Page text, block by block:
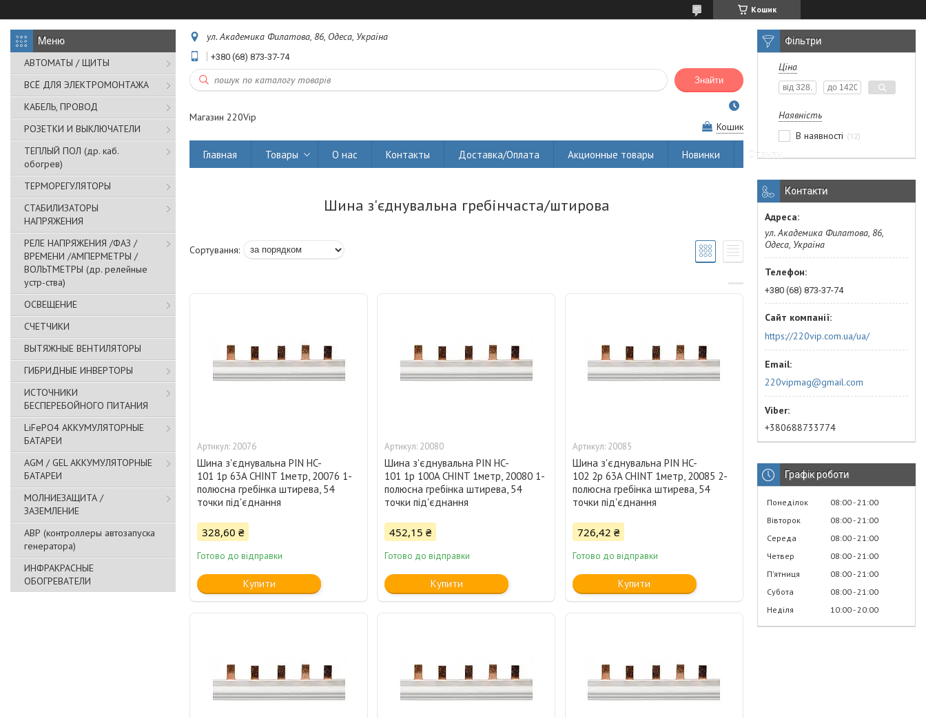
Кошик
АВТОМАТЫ / ЩИТЫ
ВСЁ ДЛЯ ЭЛЕКТРОМОНТАЖА
КАБЕЛЬ, ПРОВОД
РОЗЕТКИ И ВЫКЛЮЧАТЕЛИ
ТЕПЛЫЙ ПОЛ (др. каб.
обогрев)
ТЕРМОРЕГУЛЯТОРЫ
СТАБИЛИЗАТОРЫ
НАПРЯЖЕНИЯ
РЕЛЕ НАПРЯЖЕНИЯ /ФАЗ /
ВРЕМЕНИ /АМПЕРМЕТРЫ /
ВОЛЬТМЕТРЫ (др. релейные
устр-ства)
ОСВЕЩЕНИЕ
СЧЕТЧИКИ
ВЫТЯЖНЫЕ ВЕНТИЛЯТОРЫ
ГИБРИДНЫЕ ИНВЕРТОРЫ
ИСТОЧНИКИ
БЕСПЕРЕБОЙНОГО ПИТАНИЯ
LiFePO4 АККУМУЛЯТОРНЫЕ
БАТАРЕИ
AGM / GEL АККУМУЛЯТОРНЫЕ
БАТАРЕИ
МОЛНИЕЗАЩИТА /
ЗАЗЕМЛЕНИЕ
АВР (контроллеры автозапуска
генератора)
ИНФРАКРАСНЫЕ
ОБОГРЕВАТЕЛИ
ул. Академика Филатова, 86, Одеса, Україна
+380 (68) 873-37-74
Знайти
Магазин 220Vip
Кошик
Главная Товары О нас Контакты Доставка/Оплата Акционные товары Новинки Отзывы
Шина з'єднувальна гребінчаста/штирова
20076
Шина з'єднувальна PIN HC-
101 1p 63A CHINT 1метр, 20076 1-
полюсна гребінка штирева, 54
точки під'єднання
328,60 ₴
Готово до відправки
Купити
20080
Шина з'єднувальна PIN HC-
101 1p 100A CHINT 1метр, 20080 1-
полюсна гребінка штирева, 54
точки під'єднання
452,15 ₴
Готово до відправки
Купити
20085
Шина з'єднувальна PIN HC-
102 2p 63A CHINT 1метр, 20085 2-
полюсна гребінка штирева, 54
точки під'єднання
726,42 ₴
Готово до відправки
Купити
Фільтри
Ціна
Наявність
В наявності
12
Контакти
ул. Академика Филатова, 86,
Одеса, Україна
+380 (68) 873-37-74
https://220vip.com.ua/ua/
220vipmag@gmail.com
+380688733774
Графік роботи
Понеділок 08:00 21:00
Вівторок
08:00 21:00
Середа
08:00 21:00
Четвер
08:00 21:00
Пʼятниця
08:00 21:00
Субота
08:00 21:00
Неділя
10:00 20:00